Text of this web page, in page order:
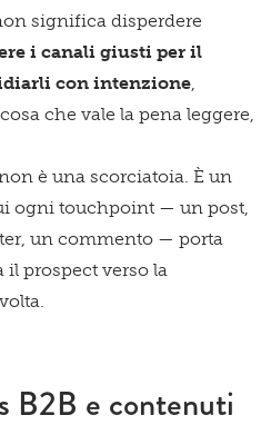
significa disperdere
i canali giusti per il
con intenzione,
che vale la pena leggere,
è una scorciatoia. È un
ogni touchpoint — un post,
un commento — porta
il prospect verso la
B2B e contenuti